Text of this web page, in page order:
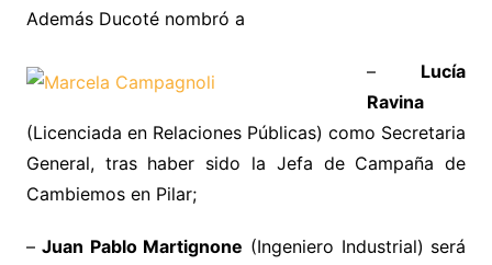
Además Ducoté nombró a
– Lucía
Ravina
(Licenciada en Relaciones Públicas) como Secretaria
General, tras haber sido la Jefa de Campaña de
Cambiemos en Pilar;
–Juan Pablo Martignone (Ingeniero Industrial) será